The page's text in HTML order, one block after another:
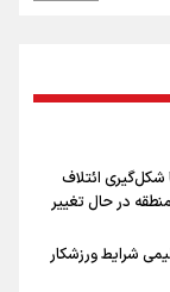
ماندن
: رسانه‌های خبری
ائتلاف
در حال تغییر
شرایط ورزشکار